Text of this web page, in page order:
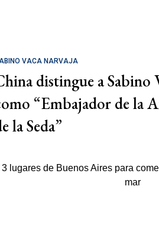
VACA NARVAJA
distingue a Sabino
“Embajador de la
la Seda”